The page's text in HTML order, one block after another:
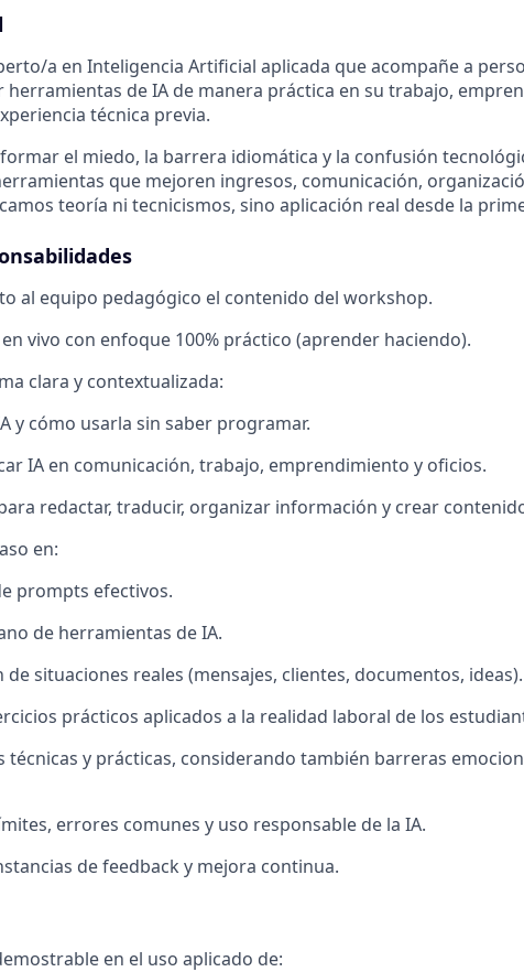
a en Inteligencia Artificial aplicada que acompañe a
herramientas de IA de manera práctica en su trabajo,
técnica previa.
el miedo, la barrera idiomática y la confusión
que mejoren ingresos, comunicación,
teoría ni tecnicismos, sino aplicación real desde la
al equipo pedagógico el contenido del workshop.
vivo con enfoque 100% práctico (aprender haciendo).
clara y contextualizada:
y cómo usarla sin saber programar.
IA en comunicación, trabajo, emprendimiento y oficios.
redactar, traducir, organizar información y crear
en:
prompts efectivos.
de herramientas de IA.
de situaciones reales (mensajes, clientes, documentos, ideas).
prácticos aplicados a la realidad laboral de los
técnicas y prácticas, considerando también barreras
errores comunes y uso responsable de la IA.
de feedback y mejora continua.
en el uso aplicado de: